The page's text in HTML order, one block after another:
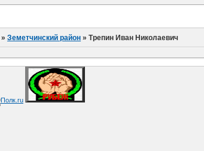
»Земетчинский район »Трепин Иван Николаевич